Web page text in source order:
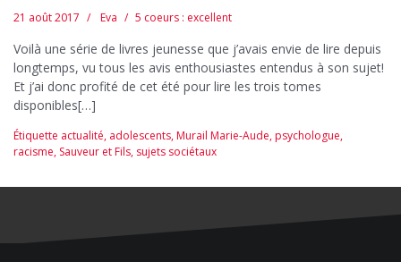
21 août 2017 Eva 5 coeurs : excellent
Voilà une série de livres jeunesse que j’avais envie de lire depuis
longtemps, vu tous les avis enthousiastes entendus à son sujet!
Et j’ai donc profité de cet été pour lire les trois tomes
disponibles[…]
Étiquette actualité, adolescents,Murail Marie-Aude,psychologue,
racisme, Sauveur et Fils, sujets sociétaux